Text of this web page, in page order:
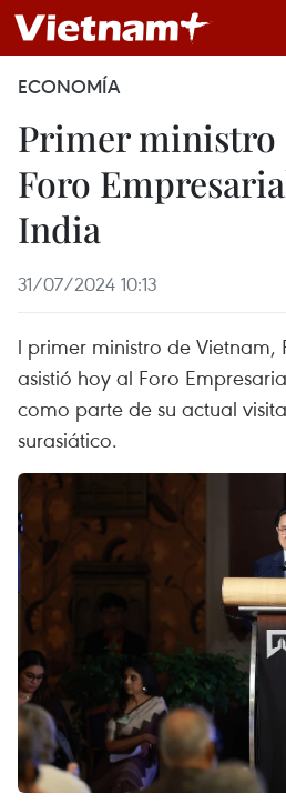
ECONOMÍA
Primer ministro
Foro
India
31/07/2024 10:13
l primer ministro de Vietnam,
asistió hoy al Foro
como parte de su actual
surasiático.